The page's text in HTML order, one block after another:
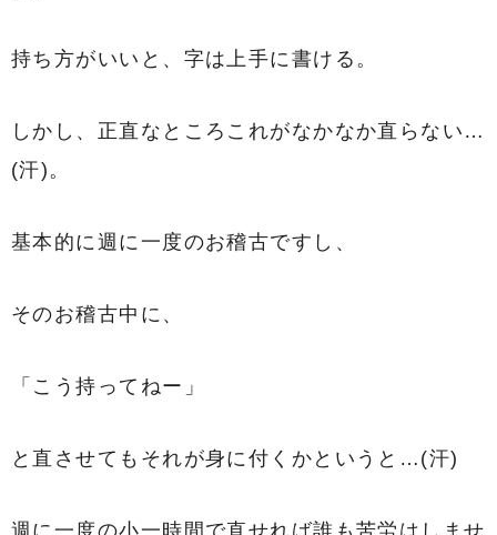
持ち方がいいと、字は上手に書ける。
しかし、正直なところこれがなかなか直らない…
(汗)。
基本的に週に一度のお稽古ですし、
そのお稽古中に、
「こう持ってねー」
と直させてもそれが身に付くかというと…(汗)